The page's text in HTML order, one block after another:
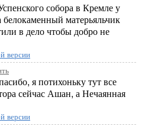
собора в Кремле у
матерьяльчик
в дело чтобы добро не
версии
я потихоньку тут все
сейчас Ашан, а Нечаянная
версии